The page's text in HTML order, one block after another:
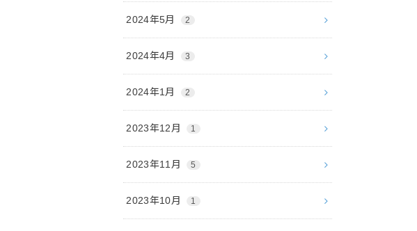
2024年5月 2
2024年4月 3
2024年1月 2
2023年12月 1
2023年11月 5
2023年10月 1